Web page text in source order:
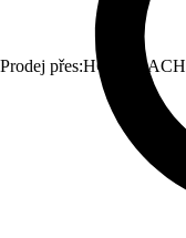
Prodej přes:HORNBACH